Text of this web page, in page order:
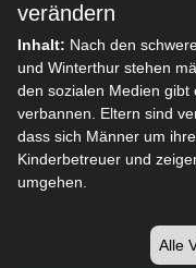
verändern
Inhalt: Nach den
und Winterthur stehen
den sozialen Medien
verbannen. Eltern sind
dass sich Männer um
Kinderbetreuer und
umgehen.
Alle